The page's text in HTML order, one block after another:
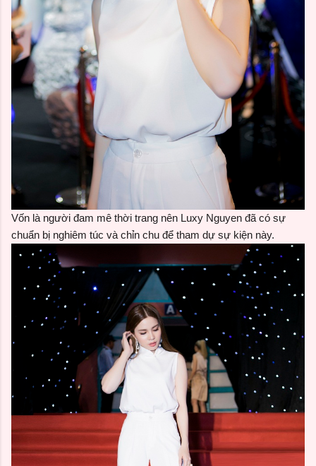
Vốn là người đam mê thời trang nên Luxy Nguyen đã có sự
chuẩn bị nghiêm túc và chỉn chu để tham dự sự kiện này.